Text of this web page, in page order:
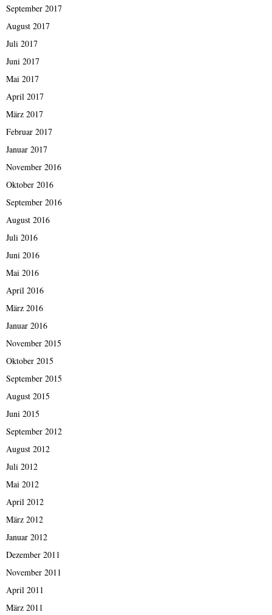
September 2017
August 2017
Juli 2017
Juni 2017
Mai 2017
April 2017
März 2017
Februar 2017
Januar 2017
November 2016
Oktober 2016
September 2016
August 2016
Juli 2016
Juni 2016
Mai 2016
April 2016
März 2016
Januar 2016
November 2015
Oktober 2015
September 2015
August 2015
Juni 2015
September 2012
August 2012
Juli 2012
Mai 2012
April 2012
März 2012
Januar 2012
Dezember 2011
November 2011
April 2011
März 2011